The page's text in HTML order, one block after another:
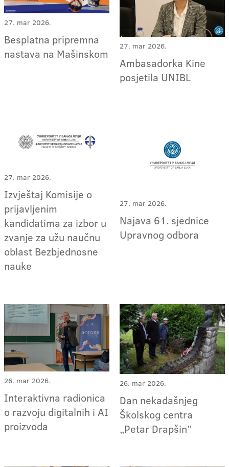
27. mar 2026.
Besplatna pripremna
nastava na Mašinskom
27. mar 2026.
Ambasadorka Kine
posjetila UNIBL
27. mar 2026.
Izvještaj Komisije o
prijavljenim
kandidatima za izbor u
zvanje za užu naučnu
oblast Bezbjednosne
nauke
27. mar 2026.
Najava 61. sjednice
Upravnog odbora
26. mar 2026.
Interaktivna radionica
o razvoju digitalnih i AI
proizvoda
26. mar 2026.
Dan nekadašnjeg
Školskog centra
„Petar Drapšin”